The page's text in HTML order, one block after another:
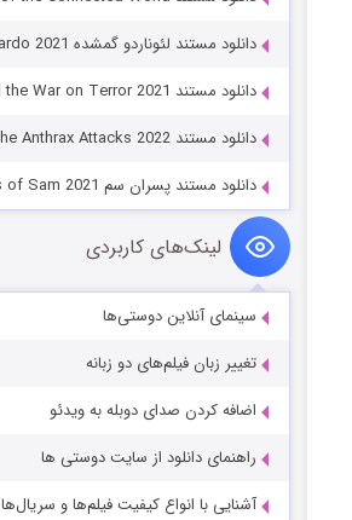
دانلود مستند لئوناردو گمشده The Lost Leonardo 2021
دانلود مستند Turning Point: 9/11 and the War on Terror 2021
دانلود مستند The Anthrax Attacks 2022
دانلود مستند پسران سم The Sons of Sam 2021
لینک‌های کاربردی
سینمای آنلاین دوستی‌ها
تغییر زبان فیلم‌های دو زبانه
اضافه کردن صدای دوبله به ویدئو
راهنمای دانلود از سایت دوستی ها
آشنایی با انواع کیفیت فیلم‌ها و سریال‌ها